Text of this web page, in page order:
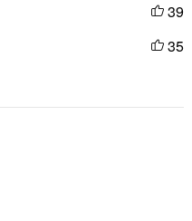
 39
 35